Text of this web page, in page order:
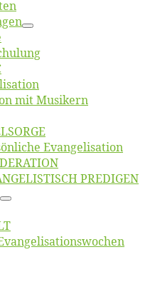
mit Musikern
Evangelisation
PREDIGEN